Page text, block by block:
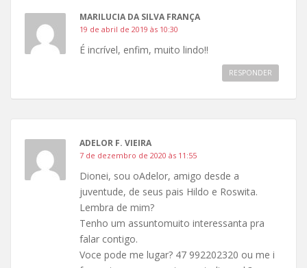
MARILUCIA DA SILVA FRANÇA
19 de abril de 2019 às 10:30
É incrível, enfim, muito lindo!!
RESPONDER
ADELOR F. VIEIRA
7 de dezembro de 2020 às 11:55
Dionei, sou oAdelor, amigo desde a
juventude, de seus pais Hildo e Roswita.
Lembra de mim?
Tenho um assuntomuito interessanta pra
falar contigo.
Voce pode me lugar? 47 992202320 ou me i